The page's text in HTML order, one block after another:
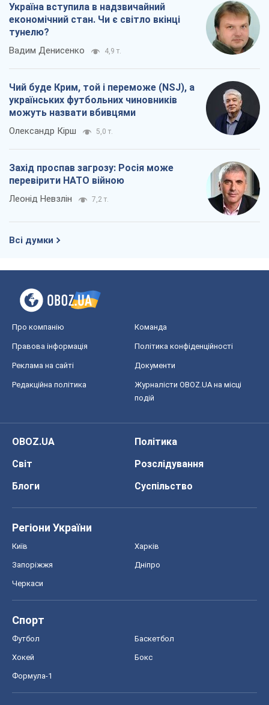
Україна вступила в надзвичайний
економічний стан. Чи є світло вкінці
тунелю?
Вадим Денисенко 4,9 т.
Чий буде Крим, той і переможе (NSJ), а
українських футбольних чиновників
можуть назвати вбивцями
Олександр Кірш 5,0 т.
Захід проспав загрозу: Росія може
перевірити НАТО війною
Леонід Невзлін 7,2 т.
Всі думки
Про компанію Команда
Правова інформація Політика конфіденційності
Реклама на сайті Документи
Редакційна політика
Журналісти OBOZ.UA на місці
подій
OBOZ.UA
Політика
Світ
Розслідування
Блоги
Суспільство
Регіони України
Київ Харків
Запоріжжя Дніпро
Черкаси
Спорт
Футбол Баскетбол
Хокей Бокс
Формула-1